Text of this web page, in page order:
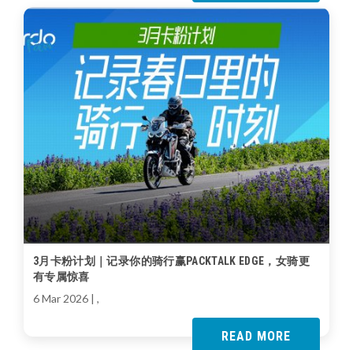
3月卡粉计划｜记录你的骑行赢PACKTALK EDGE，女骑更
有专属惊喜
6 Mar 2026 | ,
READ MORE